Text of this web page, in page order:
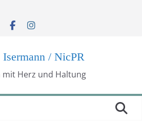
/ NicPR
mit Herz und Haltung